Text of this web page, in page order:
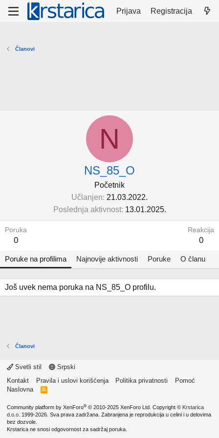
Prijava Registracija
Članovi
N
NS_85_O
Početnik
Učlanjen 21.03.2022.
Poslednja aktivnost 13.01.2025.
Poruka
0
Reakcija
0
Poruke na profilima Najnovije aktivnosti Poruke O članu
Još uvek nema poruka na NS_85_O profilu.
Članovi
Svetli stil
Srpski
Kontakt
Pravila i uslovi korišćenja Politika privatnosti
Pomoć
Naslovna
R
Community platform by XenForo® © 2010-2025 XenForo Ltd. Copyright © Krstarica
d.o.o. 1999-2026. Sva prava zadržana. Zabranjena je reprodukcija u celini i u delovima
bez dozvole.
Krstarica ne snosi odgovornost za sadržaj poruka.